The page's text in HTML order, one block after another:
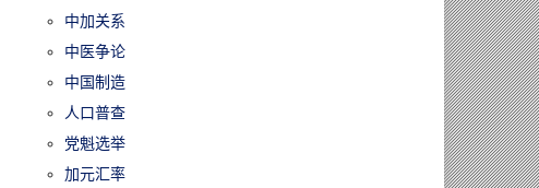
中加关系
中医争论
中国制造
人口普查
党魁选举
加元汇率